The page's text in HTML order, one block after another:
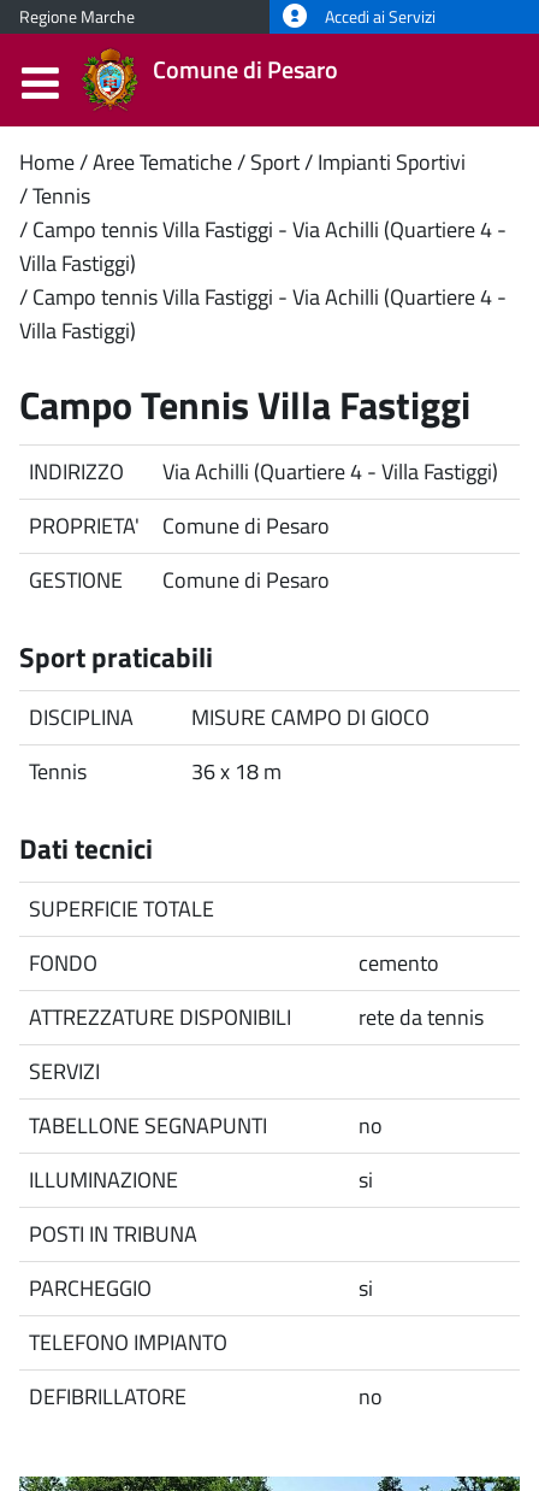
Regione Marche Accedi ai Servizi
Comune di Pesaro
Contenuto
principale
Home Aree Tematiche Sport Impianti Sportivi
Tennis
Campo tennis Villa Fastiggi - Via Achilli (Quartiere 4 -
Villa Fastiggi)
Campo tennis Villa Fastiggi - Via Achilli (Quartiere 4 -
Villa Fastiggi)
Campo Tennis Villa Fastiggi
INDIRIZZO
Via Achilli (Quartiere 4 - Villa Fastiggi)
PROPRIETA'
Comune di Pesaro
GESTIONE
Comune di Pesaro
Sport praticabili
DISCIPLINA
MISURE CAMPO DI GIOCO
Tennis
36 x 18 m
Dati tecnici
SUPERFICIE TOTALE
FONDO
cemento
ATTREZZATURE DISPONIBILI
rete da tennis
SERVIZI
TABELLONE SEGNAPUNTI
no
ILLUMINAZIONE
si
POSTI IN TRIBUNA
PARCHEGGIO
si
TELEFONO IMPIANTO
DEFIBRILLATORE
no